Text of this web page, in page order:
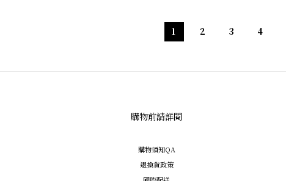
1 2 3 4
購物前請詳閱
購物須知QA
退換貨政策